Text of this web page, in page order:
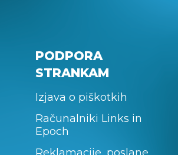
PODPORA
STRANKAM
Izjava o piškotkih
Računalniki Links in
Epoch